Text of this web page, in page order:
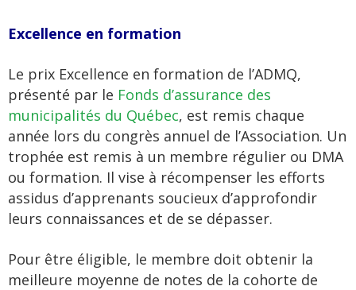
Excellence en formation
Le prix Excellence en formation de l’ADMQ,
présenté par le Fonds d’assurance des
municipalités du Québec, est remis chaque
année lors du congrès annuel de l’Association. Un
trophée est remis à un membre régulier ou DMA
ou formation. Il vise à récompenser les efforts
assidus d’apprenants soucieux d’approfondir
leurs connaissances et de se dépasser.
Pour être éligible, le membre doit obtenir la
meilleure moyenne de notes de la cohorte de